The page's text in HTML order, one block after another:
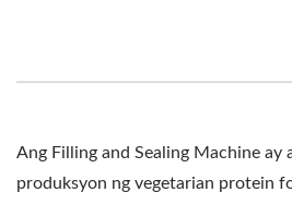
Ang Filling and Sealing Machine ay
produksyon ng vegetarian protein